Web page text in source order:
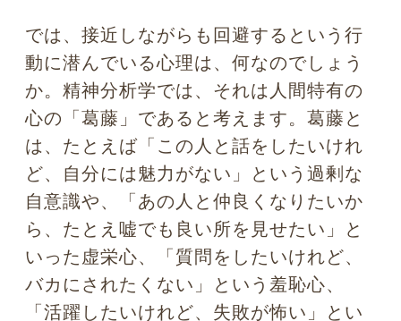
ポジティブな理由で目をそらす人も
いる
それでは、このような葛藤を抱えている
とき、人はなぜ視線をそらすのでしょう
か。これは、生後3ヶ月の赤ちゃんを対象
とした研究によって明らかになってきま
した。一般的に赤ちゃんはお母さんが大
好きですが、赤ちゃんがお母さんの顔を
見ている時間と、人形の顔を見ている時
間を比べたら、なんと、お母さんよりも
人形を見ている時間の方が長いことが分
かったのです。しかも、お母さんの顔を